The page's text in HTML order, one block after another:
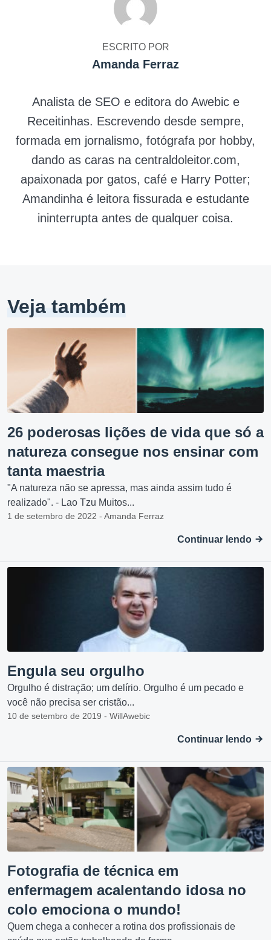
ESCRITO POR
Amanda Ferraz
Analista de SEO e editora do Awebic e
Receitinhas. Escrevendo desde sempre,
formada em jornalismo, fotógrafa por hobby,
dando as caras na centraldoleitor.com,
apaixonada por gatos, café e Harry Potter;
Amandinha é leitora fissurada e estudante
ininterrupta antes de qualquer coisa.
Veja também
26 poderosas lições de vida que só a
natureza consegue nos ensinar com
tanta maestria
"A natureza não se apressa, mas ainda assim tudo é
realizado". - Lao Tzu Muitos...
1 de setembro de 2022 - Amanda Ferraz
Continuar lendo
Engula seu orgulho
Orgulho é distração; um delírio. Orgulho é um pecado e
você não precisa ser cristão...
10 de setembro de 2019 - WillAwebic
Continuar lendo
Fotografia de técnica em
enfermagem acalentando idosa no
colo emociona o mundo!
Quem chega a conhecer a rotina dos profissionais de